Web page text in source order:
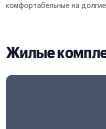
комфортабельные на
Жилые